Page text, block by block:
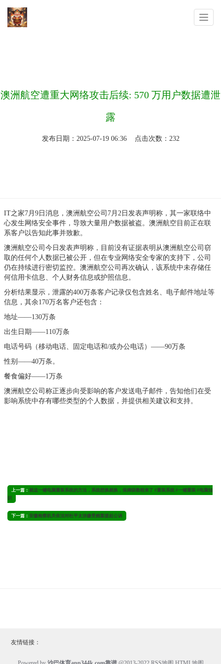
澳洲航空遭重大网络攻击后续: 570 万用户数据遭泄
露
发布日期：2025-07-19 06:36 点击次数：232
IT之家7月9日消息，澳洲航空公司7月2日发表声明称，其一家联络中
心发生网络安全事件，导致大量用户数据被盗。澳洲航空目前正在联
系客户以告知此事并致歉。
澳洲航空公司今日发表声明称，目前没有证据表明从澳洲航空公司窃
取的任何个人数据已被公开，但在专业网络安全专家的支持下，公司
仍在持续进行密切监控。澳洲航空公司再次确认，该系统中未存储任
何信用卡信息、个人财务信息或护照信息。
分析结果显示，泄露的400万条客户记录仅包含姓名、电子邮件地址等
信息，其余170万名客户还包含：
地址——130万条
出生日期——110万条
电话号码（移动电话、固定电话和/或办公电话）——90万条
性别——40万条。
餐食偏好——1万条
澳洲航空公司称正逐步向受影响的客户发送电子邮件，告知他们在受
影响系统中存有哪些类型的个人数据，并提供相关建议和支持。
上一篇： 就这一键电脑重装系统的方法，系统想换就换，保姆级教程来了 #重装系统 #一键重装 #电脑知
识
下一篇： 安徽检察机关依法对杜平太涉嫌受贿案提起公诉
友情链接：